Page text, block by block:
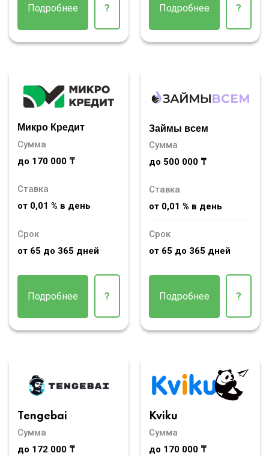
Подробнее ? Подробнее ?
Микро Кредит
Сумма
до 170 000 ₸
Ставка
от 0,01 % в день
Срок
от 65 до 365 дней
Подробнее ?
Займы всем
Сумма
до 500 000 ₸
Ставка
от 0,01 % в день
Срок
от 65 до 365 дней
Подробнее ?
Tengebai
Сумма
до 172 000 ₸
Kviku
Сумма
до 170 000 ₸